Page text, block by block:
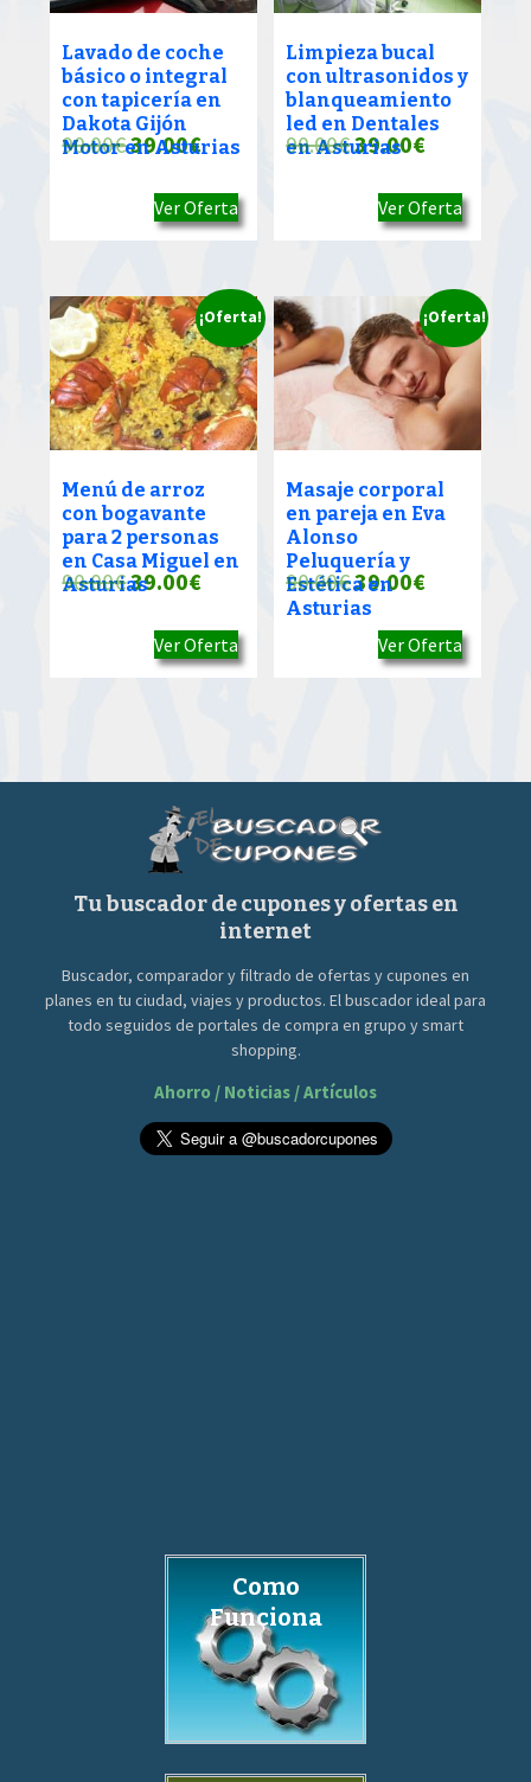
Lavado de coche
básico o integral
con tapicería en
Dakota Gijón
Motor en Asturias
90.00€El
original
era:
39.00€El
actual
es:
39.00€.
Ver Oferta
Limpieza bucal
con ultrasonidos y
blanqueamiento
led en Dentales
en Asturias
90.00€El
original
era:
39.00€El
actual
es:
39.00€.
Ver Oferta
¡Oferta!
Menú de arroz
con bogavante
para 2 personas
en Casa Miguel en
Asturias
90.00€El
original
era:
39.00€El
actual
es:
Ver Oferta
¡Oferta!
Masaje corporal
en pareja en Eva
Alonso
Peluquería y
Estética en
Asturias
90.00€El
precio
original
era:
39.00€El
actual
es:
Ver Oferta
Tu buscador de cupones y ofertas en
internet
Buscador, comparador y filtrado de ofertas y cupones en
planes en tu ciudad, viajes y productos. El buscador ideal para
todo seguidos de portales de compra en grupo y smart
shopping.
Ahorro / Noticias / Artículos
Como
Funciona